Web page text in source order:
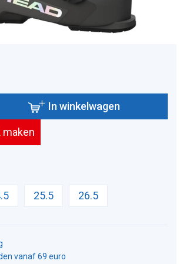
In winkelwagen
maken
25.5 26.5
vanaf 69 euro